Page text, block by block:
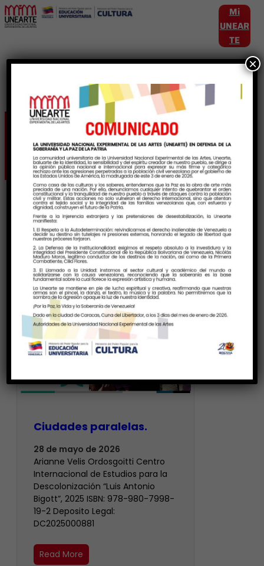
Mi
UNEAR
TE
Etiqueta:casadeestudios
Ciudades paralelas.
28 de mayo de 2026
Arianne Velis Ordosgoitti Centro
Internacional de Estudios para la
Descolonización “Luis Antonio
Bigott”, 2025 ISBN: 978-980-7998-
19-2 Deposito Legal:
DC2025000881
Read More
×